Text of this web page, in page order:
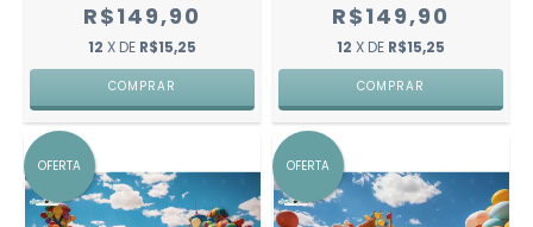
R$149,90
12 X DE R$15,25
COMPRAR
R$149,90
12 X DE R$15,25
COMPRAR
OFERTA OFERTA